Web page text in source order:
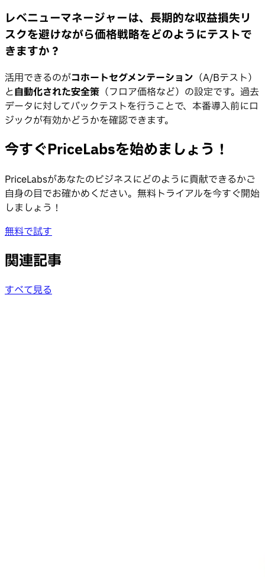
レベニューマネージャーは、長期的な収益損失リ
スクを避けながら価格戦略をどのようにテストで
きますか？
活用できるのがコホートセグメンテーション （A/Bテスト）
と自動化された安全策 （フロア価格など）の設定です。過去
データに対してバックテストを行うことで、本番導入前にロ
ジックが有効かどうかを確認できます。
今すぐPriceLabsを始めましょう！
PriceLabsがあなたのビジネスにどのように貢献できるかご
自身の目でお確かめください。無料トライアルを今すぐ開始
しましょう！
無料で試す
関連記事
すべて見る